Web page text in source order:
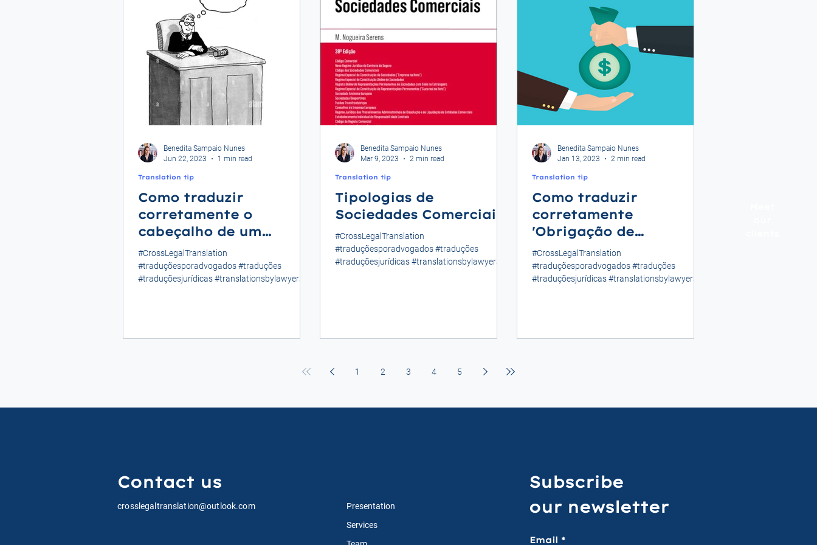
Como traduzir
corretamente o
cabeçalho de um
Acórdão?
#CrossLegalTranslation
#traduçõesporadvogados #traduções
#traduçõesjurídicas #translationsbylawyers
Translation tip
Benedita Sampaio Nunes
Jun 22, 2023
1 min read
Tipologias de
Sociedades Comerciais
#CrossLegalTranslation
#traduçõesporadvogados #traduções
#traduçõesjurídicas #translationsbylawyers
Translation tip
Benedita Sampaio Nunes
Mar 9, 2023
2 min read
Como traduzir
corretamente
'Obrigação de
Indemnizar' para o
inglês jurídico?
#CrossLegalTranslation
#traduçõesporadvogados #traduções
#traduçõesjurídicas #translationsbylawyers
Translation tip
Benedita Sampaio Nunes
Jan 13, 2023
2 min read
1 2 3 4 5
Contact us
crosslegaltranslation@outlook.com
Presentation
Services
Subscribe
our newsletter
Email